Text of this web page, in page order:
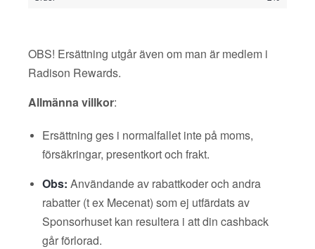
OBS! Ersättning utgår även om man är medlem i
Radison Rewards.
Allmänna villkor:
Ersättning ges i normalfallet inte på moms,
försäkringar, presentkort och frakt.
Obs: Användande av rabattkoder och andra
rabatter (t ex Mecenat) som ej utfärdats av
Sponsorhuset kan resultera i att din cashback
går förlorad.